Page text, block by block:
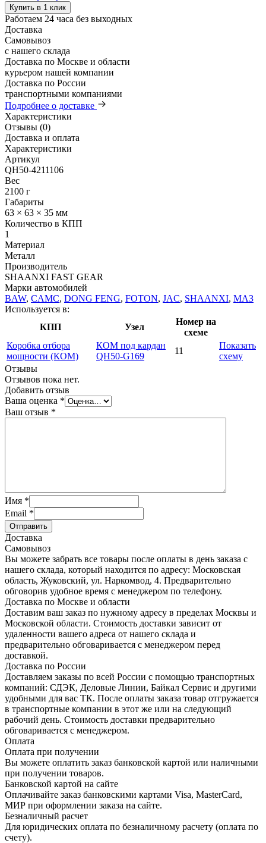
Купить в 1 клик
Работаем 24 часа без выходных
Доставка
Самовывоз
с нашего склада
Доставка по Москве и области
курьером нашей компании
Доставка по России
транспортными компаниями
Подробнее о доставке
Характеристики
Отзывы (0)
Доставка и оплата
Характеристики
Артикул
QH50-4211106
Вес
2100 г
Габариты
63 × 63 × 35 мм
Количество в КПП
1
Материал
Металл
Производитель
SHAANXI FAST GEAR
Марки автомобилей
BAW, CAMC, DONG FENG, FOTON, JAC, SHAANXI, МАЗ
Используется в:
КПП
Узел
Номер на
схеме
Коробка отбора
мощности (КОМ)
КОМ под кардан
QH50-G169
11
Показать
схему
Отзывы
Отзывов пока нет.
Добавить отзыв
Ваша оценка *
Ваш отзыв *
Имя *
Email *
Отправить
Доставка
Самовывоз
Вы можете забрать все товары после оплаты в день заказа с
нашего склада, который находится по адресу: Московская
область, Жуковский, ул. Наркомвод, 4. Предварительно
обговорив удобное время с менеджером по телефону.
Доставка по Москве и области
Доставим ваш заказ по нужному адресу в пределах Москвы и
Московской области. Стоимость доставки зависит от
удаленности вашего адреса от нашего склада и
предварительно обговаривается с менеджером перед
доставкой.
Доставка по России
Доставляем заказы по всей России с помощью транспортных
компаний: СДЭК, Деловые Линии, Байкал Сервис и другими
удобными для вас ТК. После оплаты заказа товар отгружается
в транспортные компании в этот же или на следующий
рабочий день. Стоимость доставки предварительно
обговаривается с менеджером.
Оплата
Оплата при получении
Вы можете оплатить заказ банковской картой или наличными
при получении товаров.
Банковской картой на сайте
Оплачивайте заказ банковскими картами Visa, MasterCard,
МИР при оформлении заказа на сайте.
Безналичный расчет
Для юридических оплата по безналичному расчету (оплата по
счету).